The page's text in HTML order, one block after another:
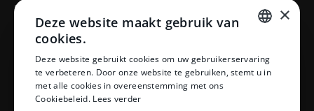
Legservice
Laminaat Capelle aan den Ijssel
Laminaat voor vloerverwarming
Klantenservice
Betaalmethoden
Openingstijden showroom
DUTCH
×
Deze website maakt gebruik van
cookies.
Deze website gebruikt cookies om uw gebruikerservaring
te verbeteren. Door onze website te gebruiken, stemt u in
met alle cookies in overeenstemming met ons
Cookiebeleid. Lees verder